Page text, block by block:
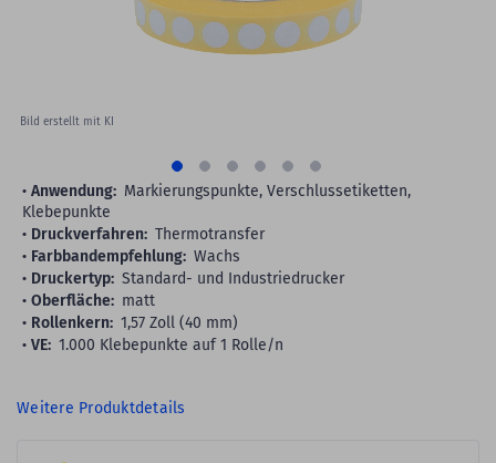
Bild erstellt mit KI
Anwendung: Markierungspunkte, Verschlussetiketten,
Klebepunkte
Druckverfahren: Thermotransfer
Farbbandempfehlung: Wachs
Druckertyp: Standard- und Industriedrucker
Oberfläche: matt
Rollenkern: 1,57 Zoll (40 mm)
VE: 1.000 Klebepunkte auf 1 Rolle/n
Weitere Produktdetails